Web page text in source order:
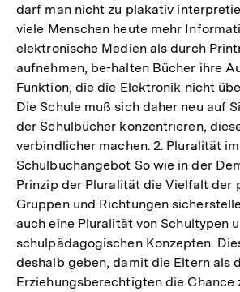
darf man nicht zu plakativ
viele Menschen heute mehr
elektronische Medien als durch
aufnehmen, be-halten Bücher ihre
Funktion, die die Elektronik nicht
Die Schule muß sich daher neu auf
der Schulbücher konzentrieren,
verbindlicher machen. 2. Pluralität im
Schulbuchangebot So wie in der
Prinzip der Pluralität die Vielfalt der
Gruppen und Richtungen
auch eine Pluralität von Schultypen
schulpädagogischen Konzepten.
deshalb geben, damit die Eltern als
Erziehungsberechtigten die Chance